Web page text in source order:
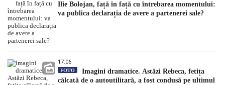
Ilie Bolojan, față în față cu întrebarea momentului:
va publica declarația de avere a partenerei sale?
17:06
FOTO
Imagini dramatice. Astăzi Rebeca, fetița
călcată de o autoutilitară, a fost condusă pe ultimul